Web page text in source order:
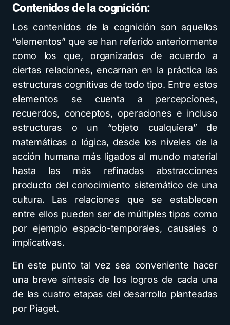
Contenidos de la cognición:
Los contenidos de la cognición son aquellos
“elementos” que se han referido anteriormente
como los que, organizados de acuerdo a
ciertas relaciones, encarnan en la práctica las
estructuras cognitivas de todo tipo. Entre estos
elementos se cuenta a percepciones,
recuerdos, conceptos, operaciones e incluso
estructuras o un “objeto cualquiera” de
matemáticas o lógica, desde los niveles de la
acción humana más ligados al mundo material
hasta las más refinadas abstracciones
producto del conocimiento sistemático de una
cultura. Las relaciones que se establecen
entre ellos pueden ser de múltiples tipos como
por ejemplo espacio-temporales, causales o
implicativas.
En este punto tal vez sea conveniente hacer
una breve síntesis de Ios logros de cada una
de las cuatro etapas del desarrollo planteadas
por Piaget.